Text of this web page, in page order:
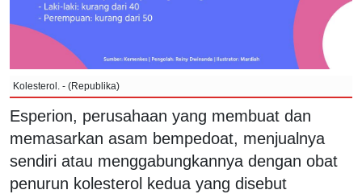
Kolesterol. - (Republika)
Esperion, perusahaan yang membuat dan
memasarkan asam bempedoat, menjualnya
sendiri atau menggabungkannya dengan obat
penurun kolesterol kedua yang disebut